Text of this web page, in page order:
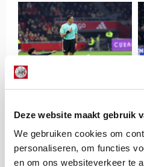
Deze website maakt gebruik
We gebruiken cookies om
personaliseren, om functies
en om ons websiteverkeer te